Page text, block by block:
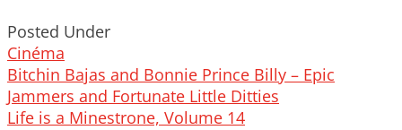
Posted Under
Cinéma
Post
navigation
Bitchin Bajas and Bonnie Prince Billy – Epic
Jammers and Fortunate Little Ditties
Life is a Minestrone, Volume 14